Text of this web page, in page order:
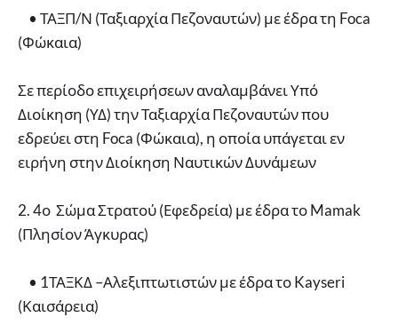
• ΤΑΞΠ/Ν (Ταξιαρχία Πεζοναυτών) με έδρα τη Foca
(Φώκαια)
Σε περίοδο επιχειρήσεων αναλαμβάνει Υπό
Διοίκηση (ΥΔ) την Ταξιαρχία Πεζοναυτών που
εδρεύει στη Foca (Φώκαια), η οποία υπάγεται εν
ειρήνη στην Διοίκηση Ναυτικών Δυνάμεων
2. 4ο Σώμα Στρατού (Εφεδρεία) με έδρα το Mamak
(Πλησίον Άγκυρας)
• 1ΤΑΞΚΔ –Αλεξιπτωτιστών με έδρα το Kayseri
(Καισάρεια)